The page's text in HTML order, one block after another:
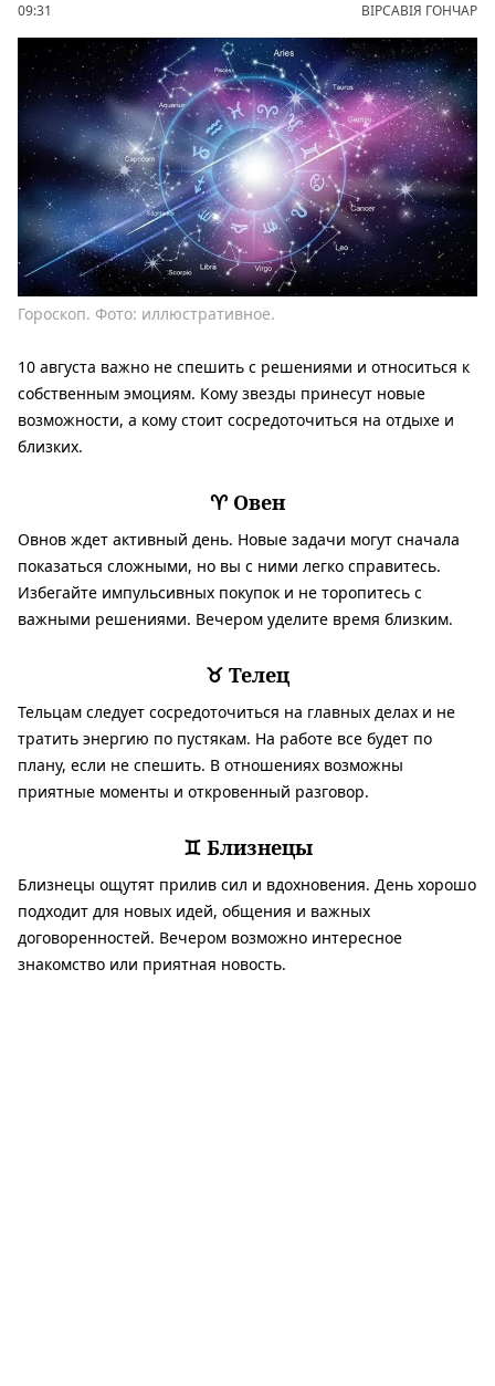
09:31 ВІРСАВІЯ ГОНЧАР
Гороскоп. Фото: иллюстративное.
10 августа важно не спешить с решениями и относиться к
собственным эмоциям. Кому звезды принесут новые
возможности, а кому стоит сосредоточиться на отдыхе и
близких.
♈️ Овен
Овнов ждет активный день. Новые задачи могут сначала
показаться сложными, но вы с ними легко справитесь.
Избегайте импульсивных покупок и не торопитесь с
важными решениями. Вечером уделите время близким.
♉️ Телец
Тельцам следует сосредоточиться на главных делах и не
тратить энергию по пустякам. На работе все будет по
плану, если не спешить. В отношениях возможны
приятные моменты и откровенный разговор.
♊️ Близнецы
Близнецы ощутят прилив сил и вдохновения. День хорошо
подходит для новых идей, общения и важных
договоренностей. Вечером возможно интересное
знакомство или приятная новость.